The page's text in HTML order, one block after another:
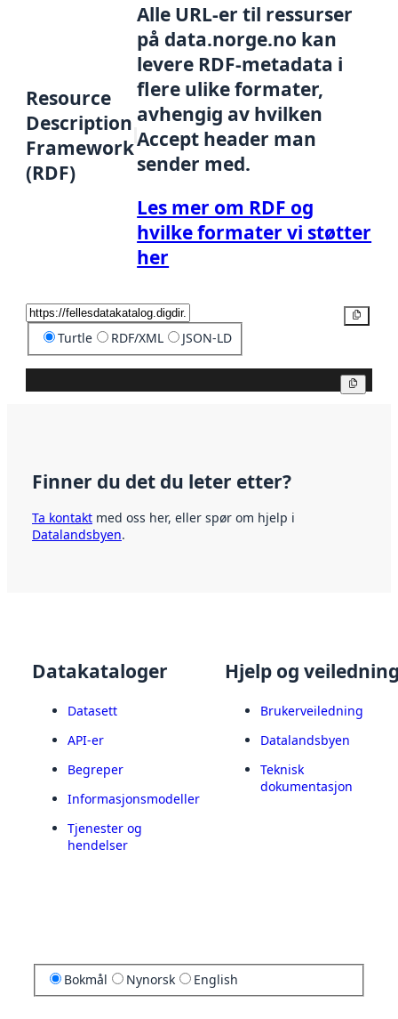
Resource
Description
Framework
(RDF)
Alle URL-er til ressurser
på data.norge.no kan
levere RDF-metadata i
flere ulike formater,
avhengig av hvilken
Accept header man
sender med.
Les mer om RDF og
hvilke formater vi støtter
her
Turtle RDF/XML JSON-LD
Finner du det du leter etter?
Ta kontakt med oss her, eller spør om hjelp i
Datalandsbyen.
Datakataloger
Datasett
API-er
Begreper
Informasjonsmodeller
Tjenester og
hendelser
Hjelp og
Brukerveiledning
Datalandsbyen
Teknisk
dokumentasjon
Bokmål Nynorsk English